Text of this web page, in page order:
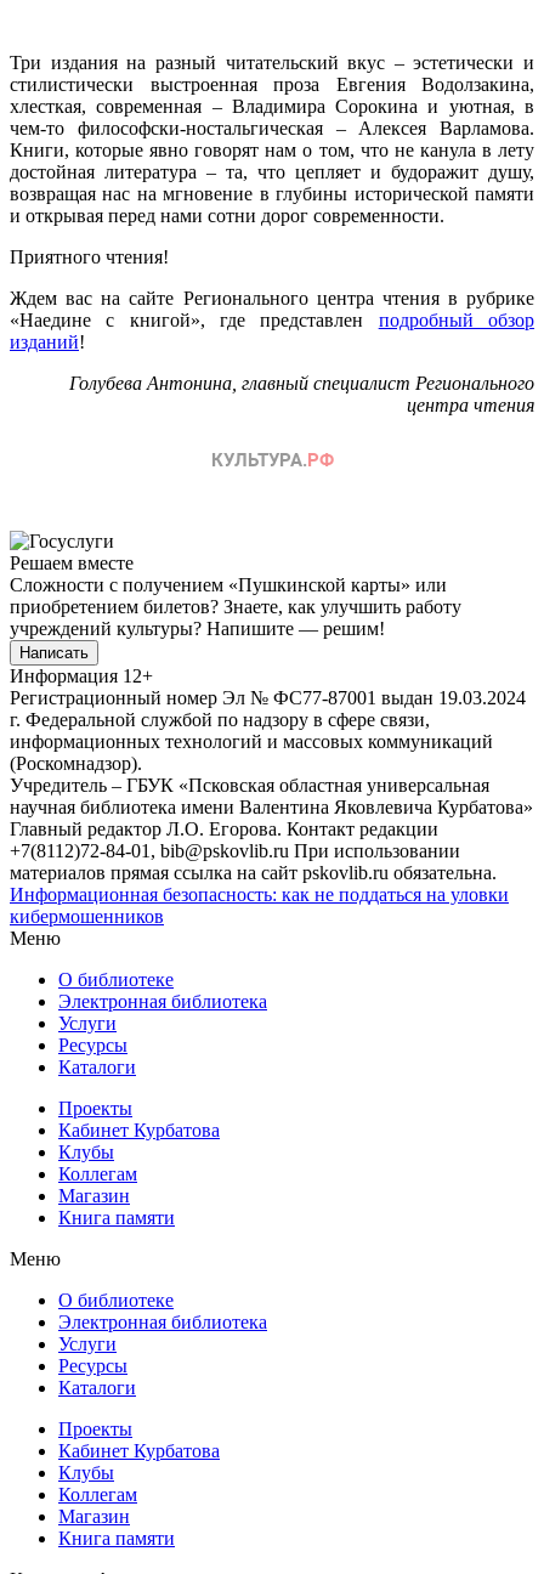
Три издания на разный читательский вкус – эстетически и
стилистически выстроенная проза Евгения Водолзакина,
хлесткая, современная – Владимира Сорокина и уютная, в
чем-то философски-ностальгическая – Алексея Варламова.
Книги, которые явно говорят нам о том, что не канула в лету
достойная литература – та, что цепляет и будоражит душу,
возвращая нас на мгновение в глубины исторической памяти
и открывая перед нами сотни дорог современности.
Приятного чтения!
Ждем вас на сайте Регионального центра чтения в рубрике
«Наедине с книгой», где представлен подробный обзор
изданий!
Голубева Антонина, главный специалист Регионального
центра чтения
Решаем вместе
Сложности с получением «Пушкинской карты» или
приобретением билетов? Знаете, как улучшить работу
учреждений культуры? Напишите — решим!
Написать
Информация 12+
Регистрационный номер Эл № ФС77-87001 выдан 19.03.2024
г. Федеральной службой по надзору в сфере связи,
информационных технологий и массовых коммуникаций
(Роскомнадзор).
Учредитель – ГБУК «Псковская областная универсальная
научная библиотека имени Валентина Яковлевича Курбатова»
Главный редактор Л.О. Егорова. Контакт редакции
+7(8112)72-84-01, bib@pskovlib.ru При использовании
материалов прямая ссылка на сайт pskovlib.ru обязательна.
Информационная безопасность: как не поддаться на уловки
кибермошенников
Меню
О библиотеке
Электронная библиотека
Услуги
Ресурсы
Каталоги
Проекты
Кабинет Курбатова
Клубы
Коллегам
Магазин
Книга памяти
Меню
О библиотеке
Электронная библиотека
Услуги
Ресурсы
Каталоги
Проекты
Кабинет Курбатова
Клубы
Коллегам
Магазин
Книга памяти